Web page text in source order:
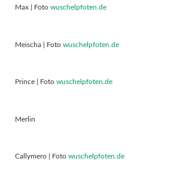
Max | Foto wuschelpfoten.de
Meischa | Foto wuschelpfoten.de
Prince | Foto wuschelpfoten.de
Merlin
Callymero | Foto wuschelpfoten.de